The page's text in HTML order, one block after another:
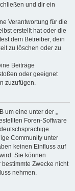
und dir ein
Verantwortung für die
erstellt hat oder die
dem Betreiber, dein
zu löschen oder zu
Beiträge
oder geeignet
zuzufügen.
um eine unter der „
Foren-Software
Community unter
keinen Einfluss auf
Sie können
Zwecke nicht
nehmen.